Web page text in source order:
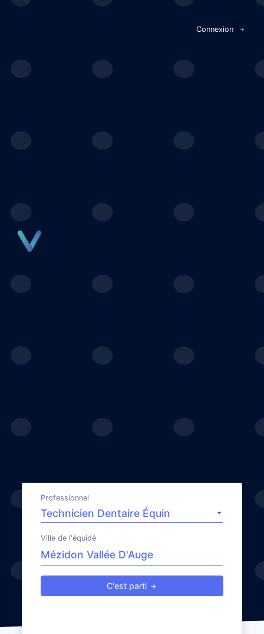
Connexion
Professionnel
Ville de l'équidé
C'est parti